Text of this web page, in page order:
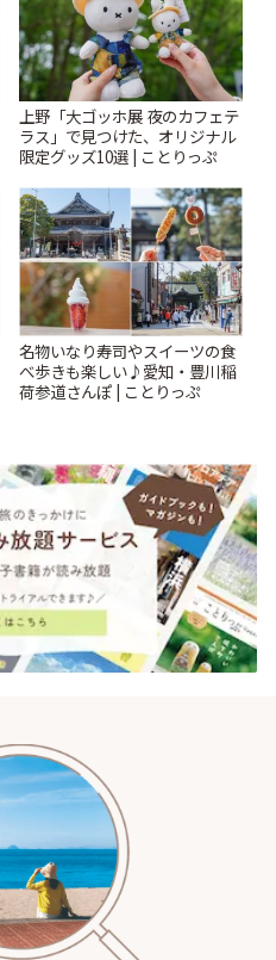
上野「大ゴッホ展 夜のカフェテ
ラス」で見つけた、オリジナル
限定グッズ10選 | ことりっぷ
名物いなり寿司やスイーツの食
べ歩きも楽しい♪愛知・豊川稲
荷参道さんぽ | ことりっぷ